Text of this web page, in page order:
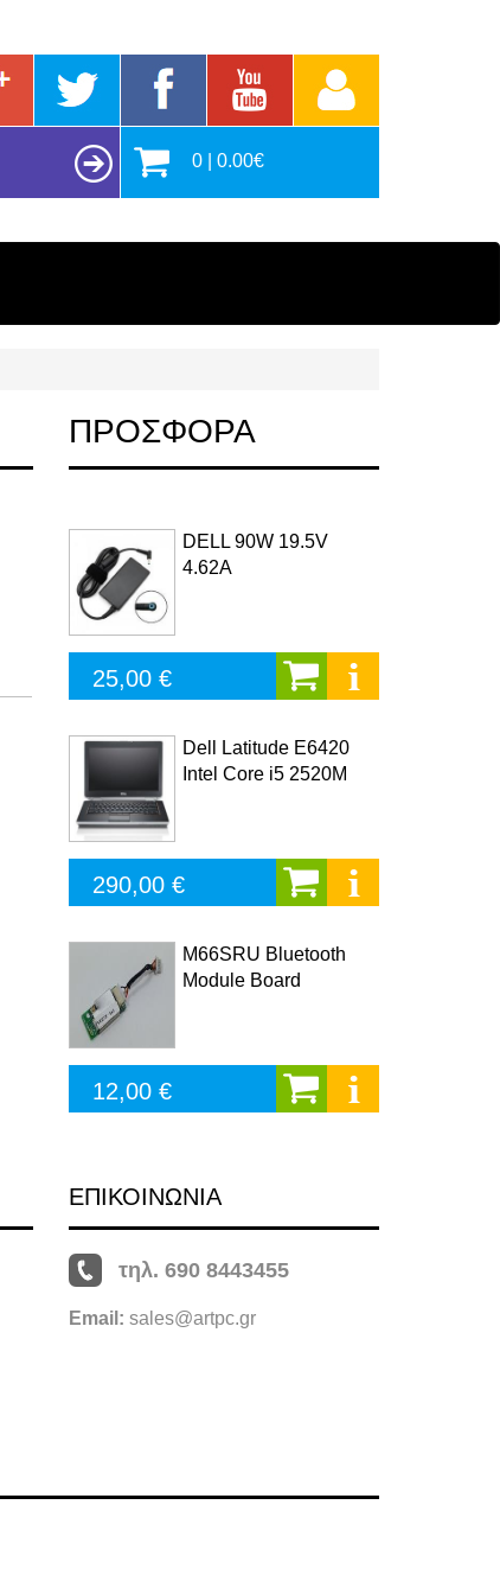
0 | 0.00€
ΠΡΟΣΦΟΡΑ
DELL 90W 19.5V
4.62A
25,00 €
Dell Latitude E6420
Intel Core i5 2520M
290,00 €
M66SRU Bluetooth
Module Board
12,00 €
ΕΠΙΚΟΙΝΩΝΙΑ
τηλ. 690 8443455
Email: sales@artpc.gr